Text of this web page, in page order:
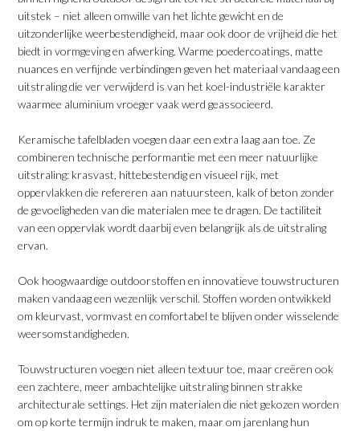
uitstek – niet alleen omwille van het lichte gewicht en de
uitzonderlijke weerbestendigheid, maar ook door de vrijheid die het
biedt in vormgeving en afwerking. Warme poedercoatings, matte
nuances en verfijnde verbindingen geven het materiaal vandaag een
uitstraling die ver verwijderd is van het koel-industriële karakter
waarmee aluminium vroeger vaak werd geassocieerd.
​Keramische tafelbladen voegen daar een extra laag aan toe. Ze
combineren technische performantie met een meer natuurlijke
uitstraling: krasvast, hittebestendig en visueel rijk, met
oppervlakken die refereren aan natuursteen, kalk of beton zonder
de gevoeligheden van die materialen mee te dragen. De tactiliteit
van een oppervlak wordt daarbij even belangrijk als de uitstraling
ervan.
​Ook hoogwaardige outdoorstoffen en innovatieve touwstructuren
maken vandaag een wezenlijk verschil. Stoffen worden ontwikkeld
om kleurvast, vormvast en comfortabel te blijven onder wisselende
weersomstandigheden.
​Touwstructuren voegen niet alleen textuur toe, maar creëren ook
een zachtere, meer ambachtelijke uitstraling binnen strakke
architecturale settings. Het zijn materialen die niet gekozen worden
om op korte termijn indruk te maken, maar om jarenlang hun